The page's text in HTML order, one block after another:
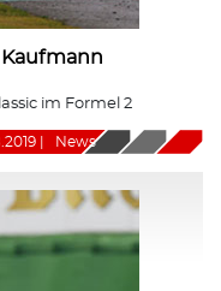
im Formel 2
News